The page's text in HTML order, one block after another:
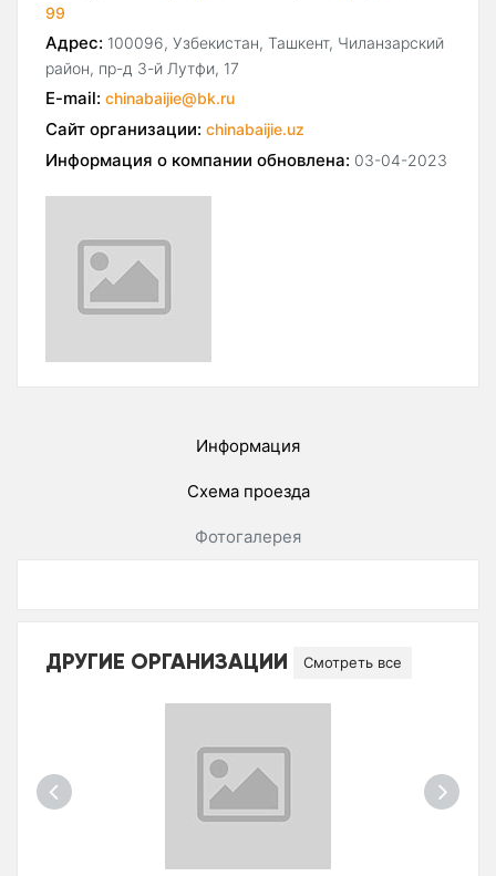
99
Адрес: 100096, Узбекистан, Ташкент, Чиланзарский
район, пр-д 3-й Лутфи, 17
E-mail: chinabaijie@bk.ru
Сайт организации: chinabaijie.uz
Информация о компании обновлена: 03-04-2023
Информация
Схема проезда
Фотогалерея
ДРУГИЕ ОРГАНИЗАЦИИ Смотреть все